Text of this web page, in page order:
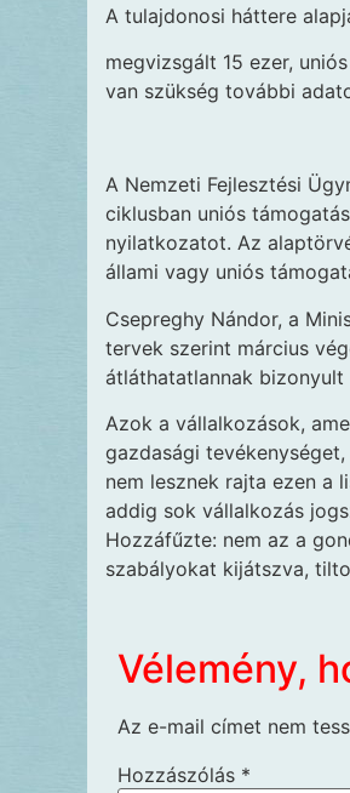
A tulajdonosi háttere
megvizsgált 15 ezer,
van szükség további
A Nemzeti Fejlesztési
ciklusban uniós
nyilatkozatot. Az
állami vagy uniós
Csepreghy Nándor, a
tervek szerint március
átláthatatlannak
Azok a vállalkozások,
gazdasági
nem lesznek rajta ezen a
addig sok vállalkozás
Hozzáfűzte: nem az a
szabályokat kijátszva,
Vélemény,
Az e-mail címet nem
Hozzászólás *